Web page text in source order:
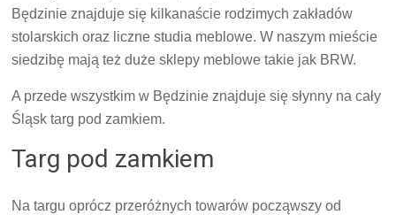
Będzinie znajduje się kilkanaście rodzimych zakładów
stolarskich oraz liczne studia meblowe. W naszym mieście
siedzibę mają też duże sklepy meblowe takie jak BRW.
A przede wszystkim w Będzinie znajduje się słynny na cały
Śląsk targ pod zamkiem.
Targ pod zamkiem
Na targu oprócz przeróżnych towarów począwszy od